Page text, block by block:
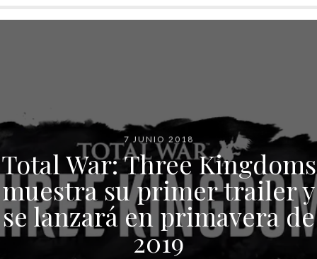
7 JUNIO 2018
Total War: Three Kingdoms
muestra su primer trailer y
se lanzará en primavera de
2019